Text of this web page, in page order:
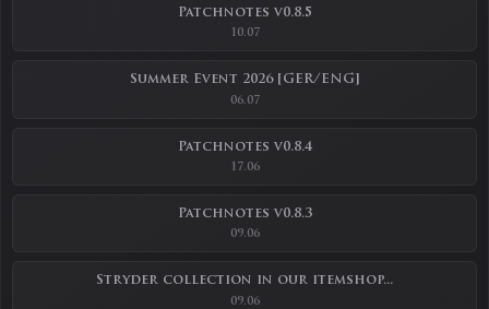
Patchnotes v0.8.5
10.07
Summer Event 2026 [GER/ENG]
06.07
Patchnotes v0.8.4
17.06
Patchnotes v0.8.3
09.06
Stryder collection in our itemshop...
09.06